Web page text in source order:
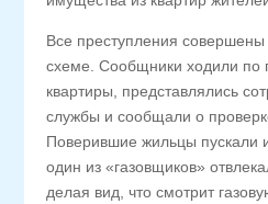
Все преступления
схеме. Сообщники ходили по
квартиры, представлялись
службы и сообщали о
Поверившие жильцы пускали
один из «газовщиков»
делая вид, что смотрит